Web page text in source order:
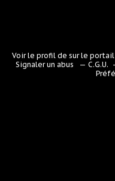
Voir le profil de sur le
Signaler un abus
C.G.U.